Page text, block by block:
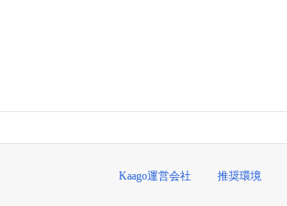
Kaago運営会社 推奨環境